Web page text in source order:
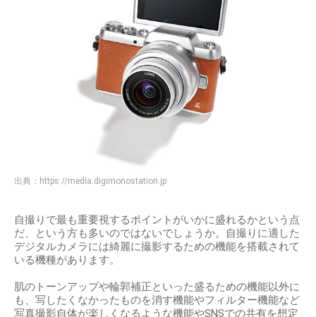
出典： https://media.digimonostation.jp
自撮りで最も重要視するポイントがいかに盛れるかという点
だ、という方も多いのではないでしょうか。自撮りに適した
デジタルカメラには綺麗に撮影するための機能を搭載されて
いる機種があります。
肌のトーンアップや輪郭補正といった盛るための機能以外に
も、写したくなかったものを消す機能やフィルター機能など
写真撮影自体が楽しくなるような機能やSNSでの共有を想定